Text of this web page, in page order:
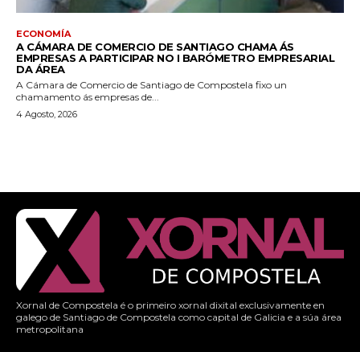
ECONOMÍA
A CÁMARA DE COMERCIO DE SANTIAGO CHAMA ÁS
EMPRESAS A PARTICIPAR NO I BARÓMETRO EMPRESARIAL
DA ÁREA
A Cámara de Comercio de Santiago de Compostela fixo un
chamamento ás empresas de...
4 Agosto, 2026
Xornal de Compostela é o primeiro xornal dixital exclusivamente en
galego de Santiago de Compostela como capital de Galicia e a súa área
metropolitana